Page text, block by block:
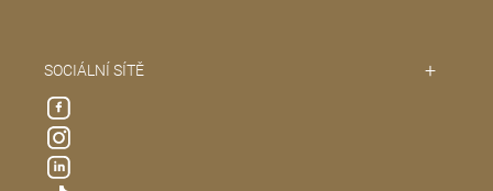
SOCIÁLNÍ SÍTĚ